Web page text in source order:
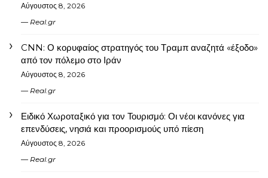
Αύγουστος 8, 2026
Real.gr
CNN: Ο κορυφαίος στρατηγός του Τραμπ αναζητά «έξοδο»
από τον πόλεμο στο Ιράν
Αύγουστος 8, 2026
Real.gr
Ειδικό Χωροταξικό για τον Τουρισμό: Οι νέοι κανόνες για
επενδύσεις, νησιά και προορισμούς υπό πίεση
Αύγουστος 8, 2026
Real.gr